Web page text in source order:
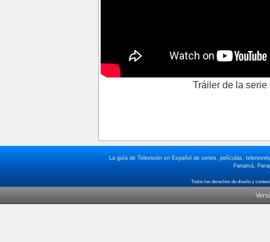
Tráiler de la
La guía de Televisión en Español de series, películas,
Panamá,